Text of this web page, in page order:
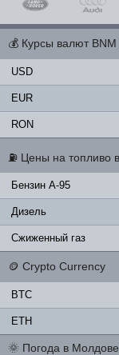
💰 Курсы валют BNM
USD
EUR
RON
⛽ Цены на топливо
Бензин A-95
Дизель
Сжиженный газ
🪙 Crypto Currency
BTC
ETH
🌞 Погода в Молдове